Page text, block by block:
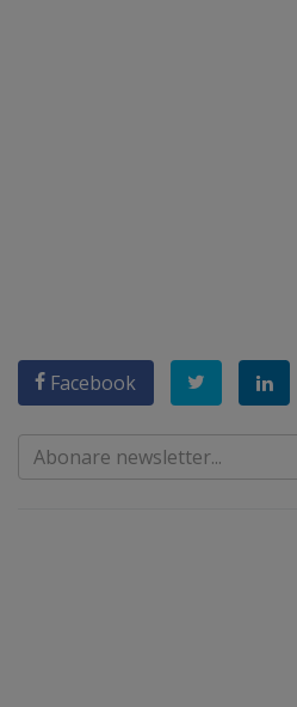
Facebook